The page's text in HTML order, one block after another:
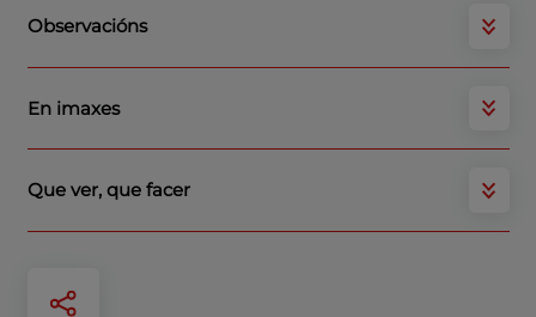
Observacións
En imaxes
Que ver, que facer